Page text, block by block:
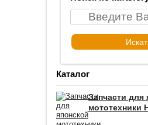
Каталог
Запчасти для
мототехники